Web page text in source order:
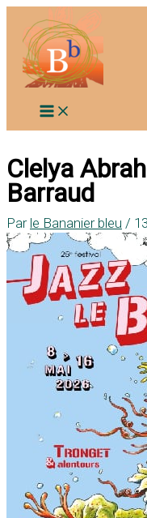
contenu
Clelya
Barraud
Par le Bananier bleu /